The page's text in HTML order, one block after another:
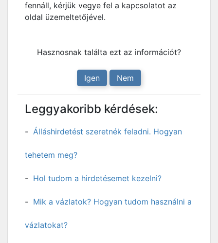
fennáll, kérjük vegye fel a kapcsolatot az
oldal üzemeltetőjével.
Hasznosnak találta ezt az információt?
Igen Nem
Leggyakoribb kérdések:
Álláshirdetést szeretnék feladni. Hogyan
tehetem meg?
Hol tudom a hirdetésemet kezelni?
Mik a vázlatok? Hogyan tudom használni a
vázlatokat?